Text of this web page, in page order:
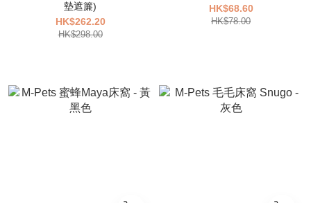
墊遮簾)
HK$262.20
HK$298.00
HK$68.60
HK$78.00